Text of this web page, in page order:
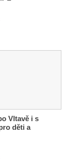
Vltavě i s
děti a